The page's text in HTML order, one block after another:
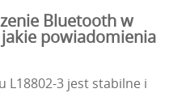
Bluetooth w
powiadomienia
L18802-3 jest stabilne i